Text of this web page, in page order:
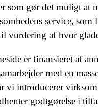
som gør det muligt at
service, som
vurdering af hvor
er finansieret af
med en
vi introducerer
godtgørelse i